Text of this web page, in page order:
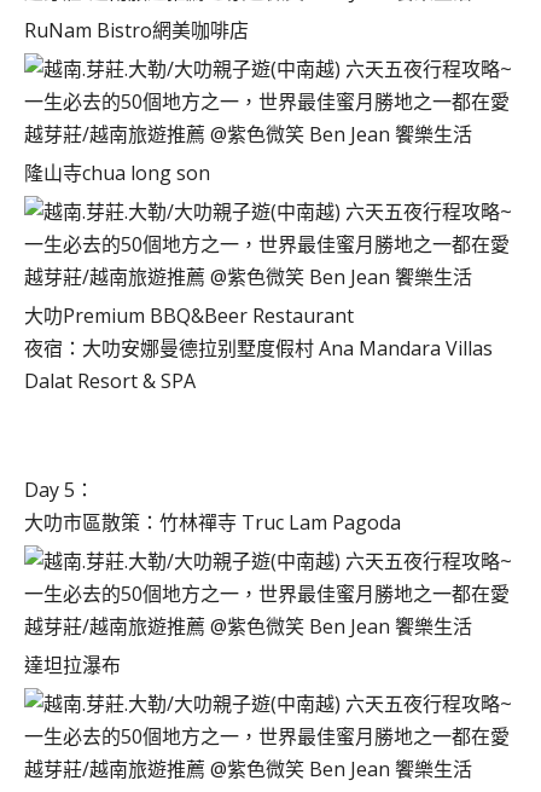
RuNam Bistro網美咖啡店
隆山寺chua long son
大叻Premium BBQ&Beer Restaurant
夜宿：大叻安娜曼德拉别墅度假村 Ana Mandara Villas
Dalat Resort & SPA
Day 5：
大叻市區散策：竹林禪寺 Truc Lam Pagoda
達坦拉瀑布